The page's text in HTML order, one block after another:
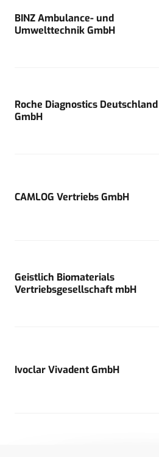
BINZ Ambulance- und
Umwelttechnik GmbH
Roche Diagnostics Deutschland
GmbH
CAMLOG Vertriebs GmbH
Geistlich Biomaterials
Vertriebsgesellschaft mbH
Ivoclar Vivadent GmbH